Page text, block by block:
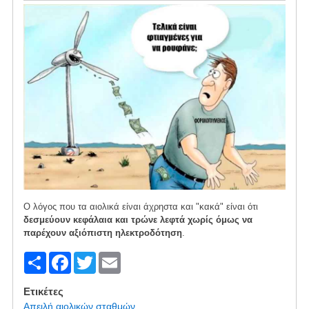
Ο λόγος που τα αιολικά είναι άχρηστα και "κακά" είναι ότι
δεσμεύουν κεφάλαια και τρώνε λεφτά χωρίς όμως να
παρέχουν αξιόπιστη ηλεκτροδότηση.
S
h
F T E
Ετικέτες
Απειλή αιολικών σταθμών